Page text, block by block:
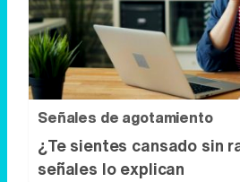
Señales de agotamiento
¿Te sientes cansado sin
señales lo explican